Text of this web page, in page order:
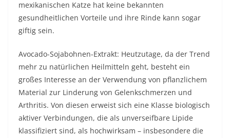
mexikanischen Katze hat keine bekannten
gesundheitlichen Vorteile und ihre Rinde kann sogar
giftig sein.
Avocado-Sojabohnen-Extrakt: Heutzutage, da der Trend
mehr zu natürlichen Heilmitteln geht, besteht ein
großes Interesse an der Verwendung von pflanzlichem
Material zur Linderung von Gelenkschmerzen und
Arthritis. Von diesen erweist sich eine Klasse biologisch
aktiver Verbindungen, die als unverseifbare Lipide
klassifiziert sind, als hochwirksam – insbesondere die